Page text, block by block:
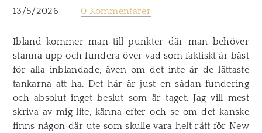
13/5/2026 0 Kommentarer
Ibland kommer man till punkter där man behöver
stanna upp och fundera över vad som faktiskt är bäst
för alla inblandade, även om det inte är de lättaste
tankarna att ha. Det här är just en sådan fundering
och absolut inget beslut som är taget. Jag vill mest
skriva av mig lite, känna efter och se om det kanske
finns någon där ute som skulle vara helt rätt för New